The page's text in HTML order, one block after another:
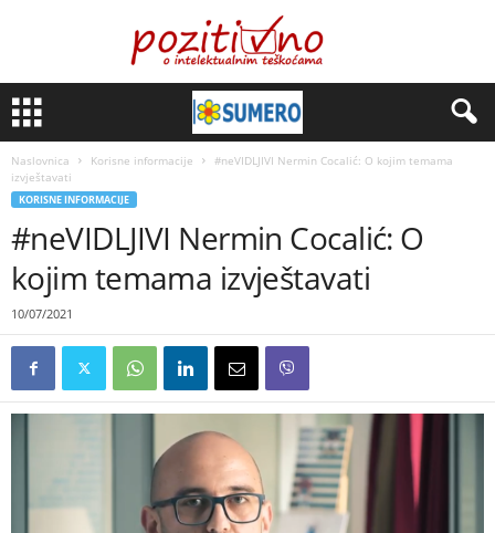
Naslovnica Korisne informacije
#neVIDLJIVI Nermin Cocalić: O kojim temama
izvještavati
KORISNE INFORMACIJE
#neVIDLJIVI Nermin Cocalić: O
kojim temama izvještavati
10/07/2021